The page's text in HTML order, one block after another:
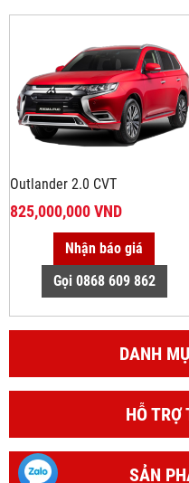
DANH
HỖ TRỢ
SẢN
Outlander 2.0 CVT
825,000,000 VND
Nhận báo giá
Gọi 0868 609 862